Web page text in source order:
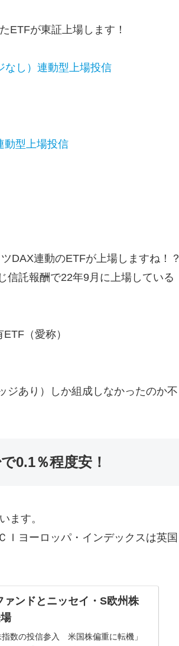
ETFが東証上場します！
なし）連動型上場投信
動型上場投信
DAX連動のETFが上場しますね！？
信託報酬で22年9月に上場している
（愛称）
ジあり）しか組成しなかったのか不
0.1％程度安！
ます。
Ｉヨーロッパ・インデックスは英国
ンドとニッセイ・S欧州株
数の投信参入 米国株偏重に転機」